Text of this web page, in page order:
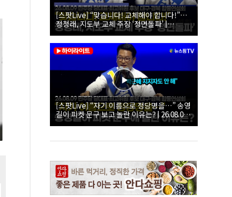
[스팟Live] “맞습니다! 교체해야 합니다!”…
정청래, 지도부 교체 주장 ‘정면돌파’ |
26.08.09 더불어민주당 당대표·최고위원 후
보 대구·경북 합동연설회
[스팟Live] “자기 이름으로 정당명을…” 송영
길이 피켓 문구 보고 놀란 이유는? | 26.08.09
더불어민주당 당대표·최고위원 후보 대구·경